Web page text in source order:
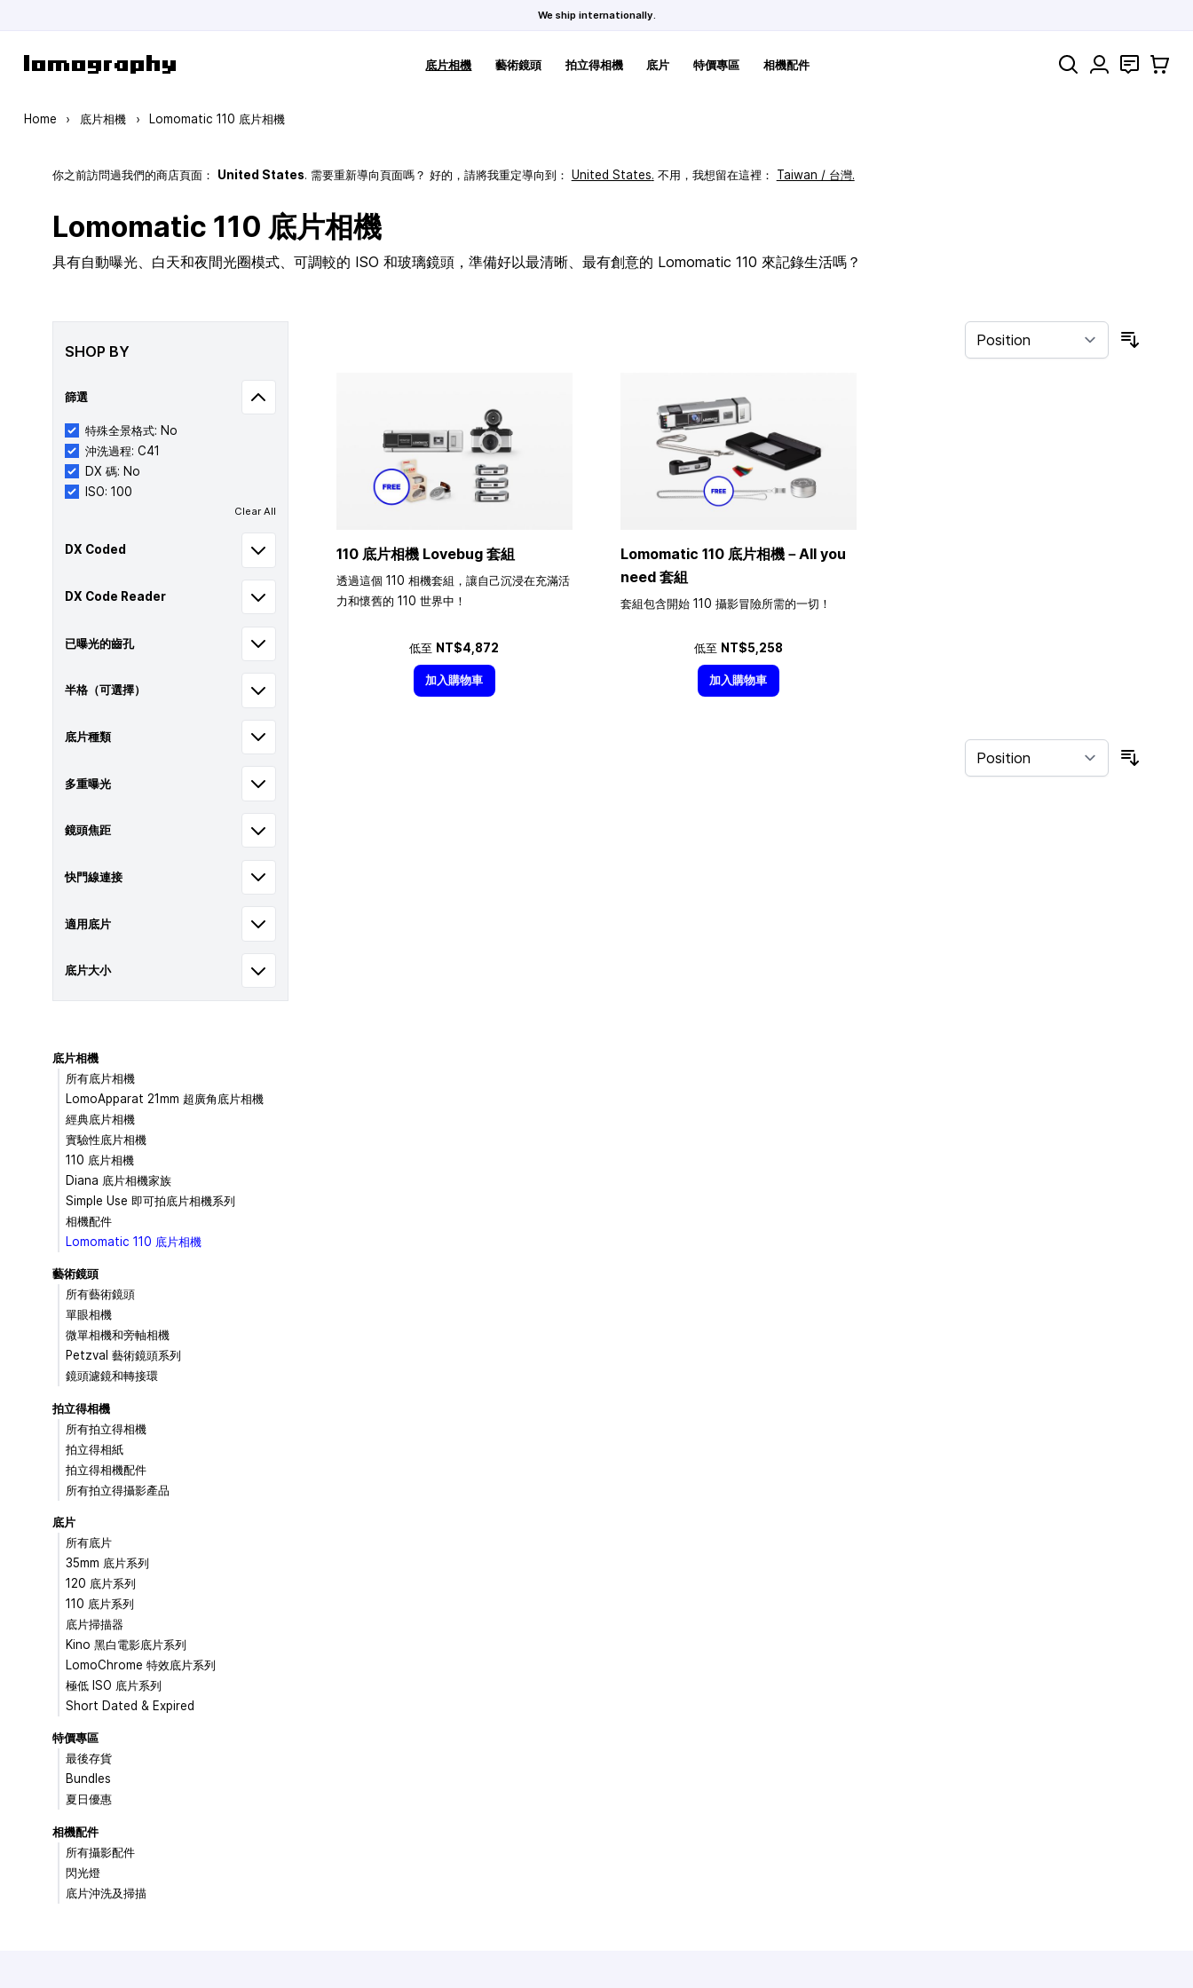
We ship internationally.
底片相機 藝術鏡頭 拍立得相機 底片 特價專區 相機配件 Search 聯絡 購物車
Home › 底片相機 › Lomomatic 110 底片相機
你之前訪問過我們的商店頁面： United States. 需要重新導向頁面嗎？ 好的，請將我重定導向到： United States. 不用，我想留在這裡： Taiwan / 台灣.
Lomomatic 110 底片相機
具有自動曝光、白天和夜間光圈模式、可調較的 ISO 和玻璃鏡頭，準備好以最清晰、最有創意的 Lomomatic 110 來記錄生活嗎？
SHOP BY
篩選
特殊全景格式: No
沖洗過程: C41
DX 碼: No
ISO: 100
Clear All
DX Coded
DX Code Reader
已曝光的齒孔
半格（可選擇）
底片種類
多重曝光
鏡頭焦距
快門線連接
適用底片
底片大小
110 底片相機 Lovebug 套組
透過這個 110 相機套組，讓自己沉浸在充滿活
力和懷舊的 110 世界中！
低至 NT$4,872
加入購物車
Lomomatic 110 底片相機－All you
need 套組
套組包含開始 110 攝影冒險所需的一切！
低至 NT$5,258
加入購物車
底片相機
所有底片相機
LomoApparat 21mm 超廣角底片相機
經典底片相機
實驗性底片相機
110 底片相機
Diana 底片相機家族
Simple Use 即可拍底片相機系列
相機配件
Lomomatic 110 底片相機
藝術鏡頭
所有藝術鏡頭
單眼相機
微單相機和旁軸相機
Petzval 藝術鏡頭系列
鏡頭濾鏡和轉接環
拍立得相機
所有拍立得相機
拍立得相紙
拍立得相機配件
所有拍立得攝影產品
底片
所有底片
35mm 底片系列
120 底片系列
110 底片系列
底片掃描器
Kino 黑白電影底片系列
LomoChrome 特效底片系列
極低 ISO 底片系列
Short Dated & Expired
特價專區
最後存貨
Bundles
夏日優惠
相機配件
所有攝影配件
閃光燈
底片沖洗及掃描